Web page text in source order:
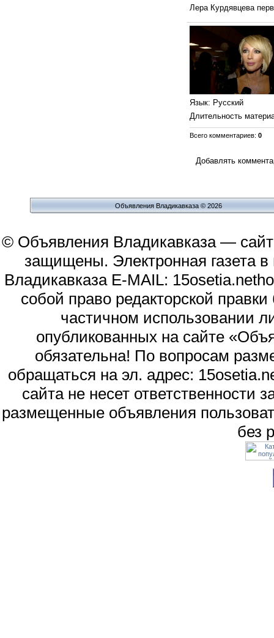
Лера Курдявцева
Язык: Русский
Длительность
Всего комментариев: 0
Добавлять
Объявления Владикавказа © 2026
© Объявления Владикавказа —
защищены. Электронная газета
Владикавказа E-MAIL:
собой право редакторской
частичном использовании
опубликованных на сайте
обязательна! По вопросам
обращаться на эл. адрес:
сайта не несет
размещенные объявления
без